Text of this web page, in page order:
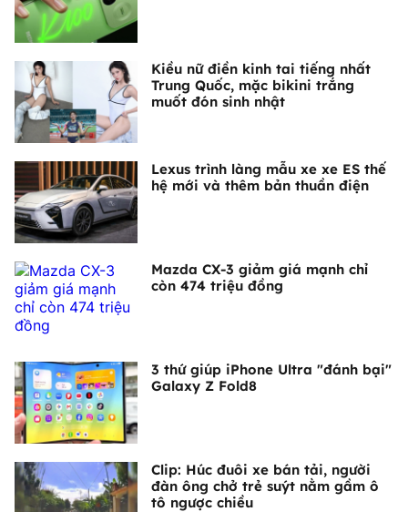
Kiều nữ điền kinh tai tiếng nhất
Trung Quốc, mặc bikini trắng
muốt đón sinh nhật
Lexus trình làng mẫu xe xe ES thế
hệ mới và thêm bản thuần điện
Mazda CX-3 giảm giá mạnh chỉ
còn 474 triệu đồng
3 thứ giúp iPhone Ultra "đánh bại"
Galaxy Z Fold8
Clip: Húc đuôi xe bán tải, người
đàn ông chở trẻ suýt nằm gầm ô
tô ngược chiều